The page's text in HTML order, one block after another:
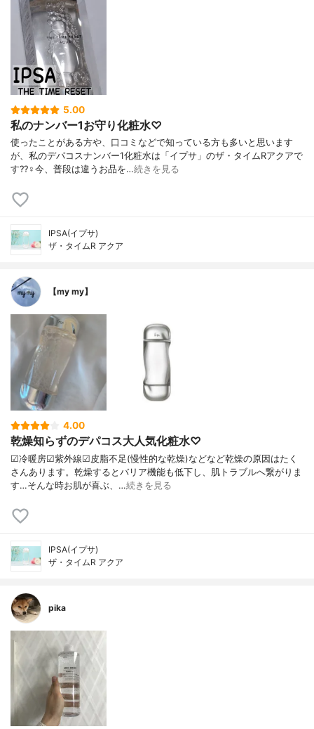
5.00
私のナンバー1お守り化粧水♡
使ったことがある方や、口コミなどで知っている方も多いと思います
が、私のデパコスナンバー1化粧水は「イプサ」のザ・タイムRアクアで
す??‍♀️今、普段は違うお品を…続きを見る
IPSA(イプサ)
ザ・タイムR アクア
【my my】
4.00
乾燥知らずのデパコス大人気化粧水♡
☑︎冷暖房☑︎紫外線☑︎皮脂不足(慢性的な乾燥)などなど乾燥の原因はたく
さんあります。乾燥するとバリア機能も低下し、肌トラブルへ繋がりま
す…そんな時お肌が喜ぶ、…続きを見る
IPSA(イプサ)
ザ・タイムR アクア
pika